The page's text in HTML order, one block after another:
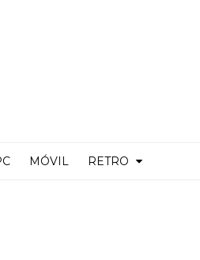
MÓVIL RETRO